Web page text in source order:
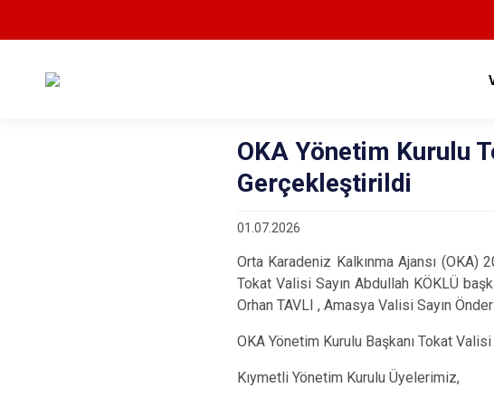
OKA Yönetim Kurulu
Gerçekleştirildi
01.07.2026
Orta Karadeniz Kalkınma Ajansı (OKA)
Tokat Valisi Sayın Abdullah KÖKLÜ
Orhan TAVLI , Amasya Valisi Sayın
OKA Yönetim Kurulu Başkanı Tokat
Kıymetli Yönetim Kurulu Üyelerimiz,